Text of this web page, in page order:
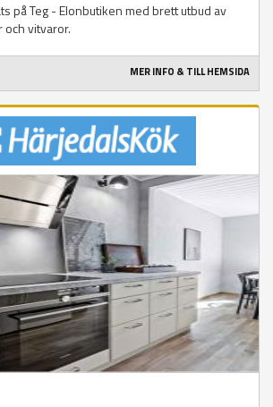
på Teg - Elonbutiken med brett utbud av
vitvaror.
MER INFO & TILL HEMSIDA